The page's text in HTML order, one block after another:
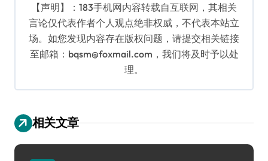
【声明】：183手机网内容转载自互联网，其相关
言论仅代表作者个人观点绝非权威，不代表本站立
场。如您发现内容存在版权问题，请提交相关链接
至邮箱：bqsm@foxmail.com，我们将及时予以处
理。
相关文章